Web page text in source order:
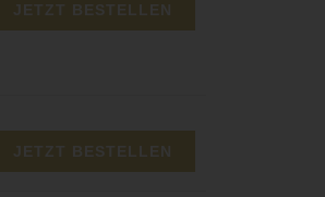
JETZT BESTELLEN
JETZT BESTELLEN